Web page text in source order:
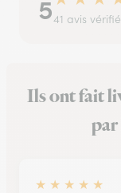
541 avis
Ils ont fait
★ ★ ★ ★ ★